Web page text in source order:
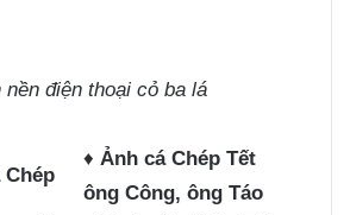
nền điện thoại cỏ ba lá
Chép
♦ Ảnh cá Chép Tết
ông Công, ông Táo